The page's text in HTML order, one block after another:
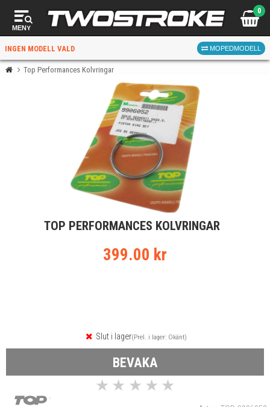
MENY
0
INGEN MODELL VALD MOPEDMODELL
VÄLJ MOPEDFÖR RÄTT DELAR
VÄLJ
När du valt kommer butiken visa delar för vald moped
Top Performances Kolvringar
TOP PERFORMANCES KOLVRINGAR
399.00 kr
Slut i lager(Prel. i lager: Okänt)
BEVAKA
★ ★ ★ ★ ★